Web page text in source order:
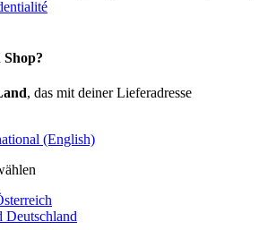
, das mit deiner Lieferadresse
(English)
Deutschland